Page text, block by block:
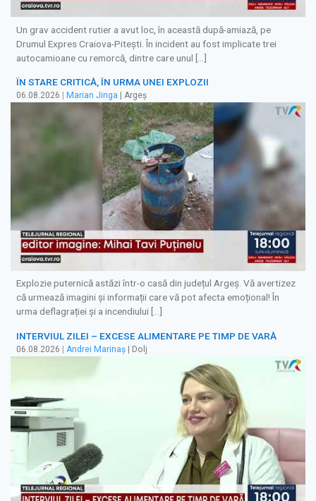
Un grav accident rutier a avut loc, în această după-amiază, pe
Drumul Expres Craiova-Pitești. În incident au fost implicate trei
autocamioane cu remorcă, dintre care unul […]
ÎN STARE CRITICĂ, ÎN URMA UNEI EXPLOZII
06.08.2026 Marian Jinga | Argeș
Explozie puternică astăzi într-o casă din județul Argeș. Vă avertizez
că urmează imagini și informații care vă pot afecta emoțional! În
urma deflagrației și a incendiului […]
INTERVIUL ZILEI – EXCESE ALIMENTARE PE TIMP DE VARĂ
06.08.2026 | Andrei Marinaș | Dolj